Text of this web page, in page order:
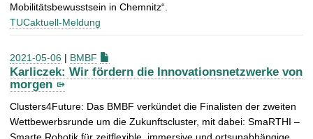
Mobilitätsbewusstsein in Chemnitz“.
TUCaktuell-Meldung
2021-05-06 | BMBF
Karliczek: Wir fördern die Innovationsnetzwerke von
morgen
Clusters4Future: Das BMBF verkündet die Finalisten der zweiten
Wettbewerbsrunde um die Zukunftscluster, mit dabei: SmaRTHI –